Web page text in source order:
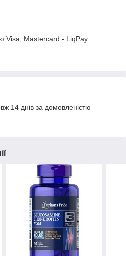
Visa, Mastercard - LiqPay
14 днів за домовленістю